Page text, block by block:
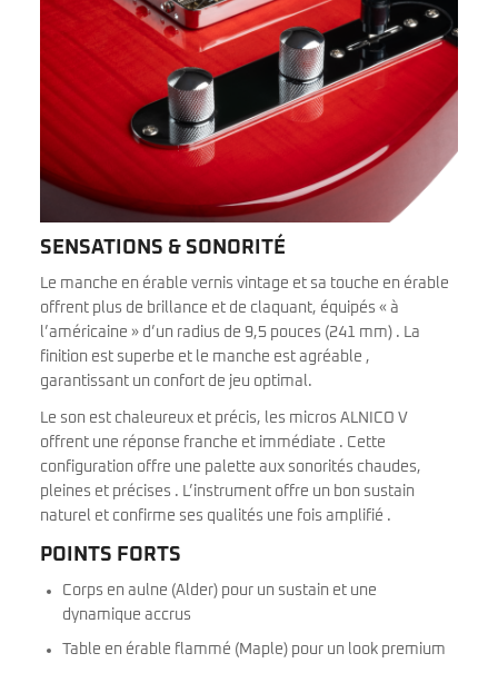
SENSATIONS & SONORITÉ
Le manche en érable vernis vintage et sa touche en érable
offrent plus de brillance et de claquant, équipés « à
l’américaine » d’un radius de 9,5 pouces (241 mm) . La
finition est superbe et le manche est agréable ,
garantissant un confort de jeu optimal.
Le son est chaleureux et précis, les micros ALNICO V
offrent une réponse franche et immédiate . Cette
configuration offre une palette aux sonorités chaudes,
pleines et précises . L’instrument offre un bon sustain
naturel et confirme ses qualités une fois amplifié .
POINTS FORTS
Corps en aulne (Alder) pour un sustain et une
dynamique accrus
Table en érable flammé (Maple) pour un look premium